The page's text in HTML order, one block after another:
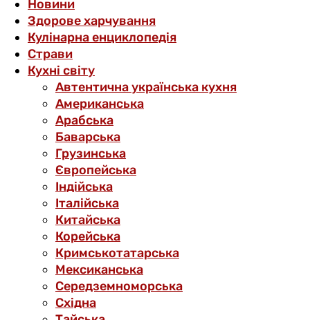
Новини
Здорове харчування
Кулінарна енциклопедія
Страви
Кухні світу
Автентична українська кухня
Американська
Арабська
Баварська
Грузинська
Європейська
Індійська
Італійська
Китайська
Корейська
Кримськотатарська
Мексиканська
Середземноморська
Східна